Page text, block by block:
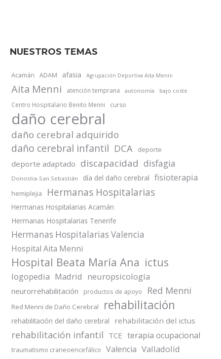
NUESTROS TEMAS
Acamán ADAM afasia Agrupación Deportiva Aita Menni
Aita Menni atención temprana autonomía bajo coste
Centro Hospitalario Benito Menni curso
daño cerebral
daño cerebral adquirido
daño cerebral infantil DCA deporte
deporte adaptado discapacidad disfagia
Donostia-San Sebastián día del daño cerebral fisioterapia
hemiplejia Hermanas Hospitalarias
Hermanas Hospitalarias Acamán
Hermanas Hospitalarias Tenerife
Hermanas Hospitalarias Valencia
Hospital Aita Menni
Hospital Beata María Ana ictus
logopedia Madrid neuropsicología
neurorrehabilitación productos de apoyo Red Menni
Red Menni de Daño Cerebral rehabilitación
rehabilitación del daño cerebral rehabilitación del ictus
rehabilitación infantil TCE terapia ocupacional
traumatismo craneoencefálico Valencia Valladolid